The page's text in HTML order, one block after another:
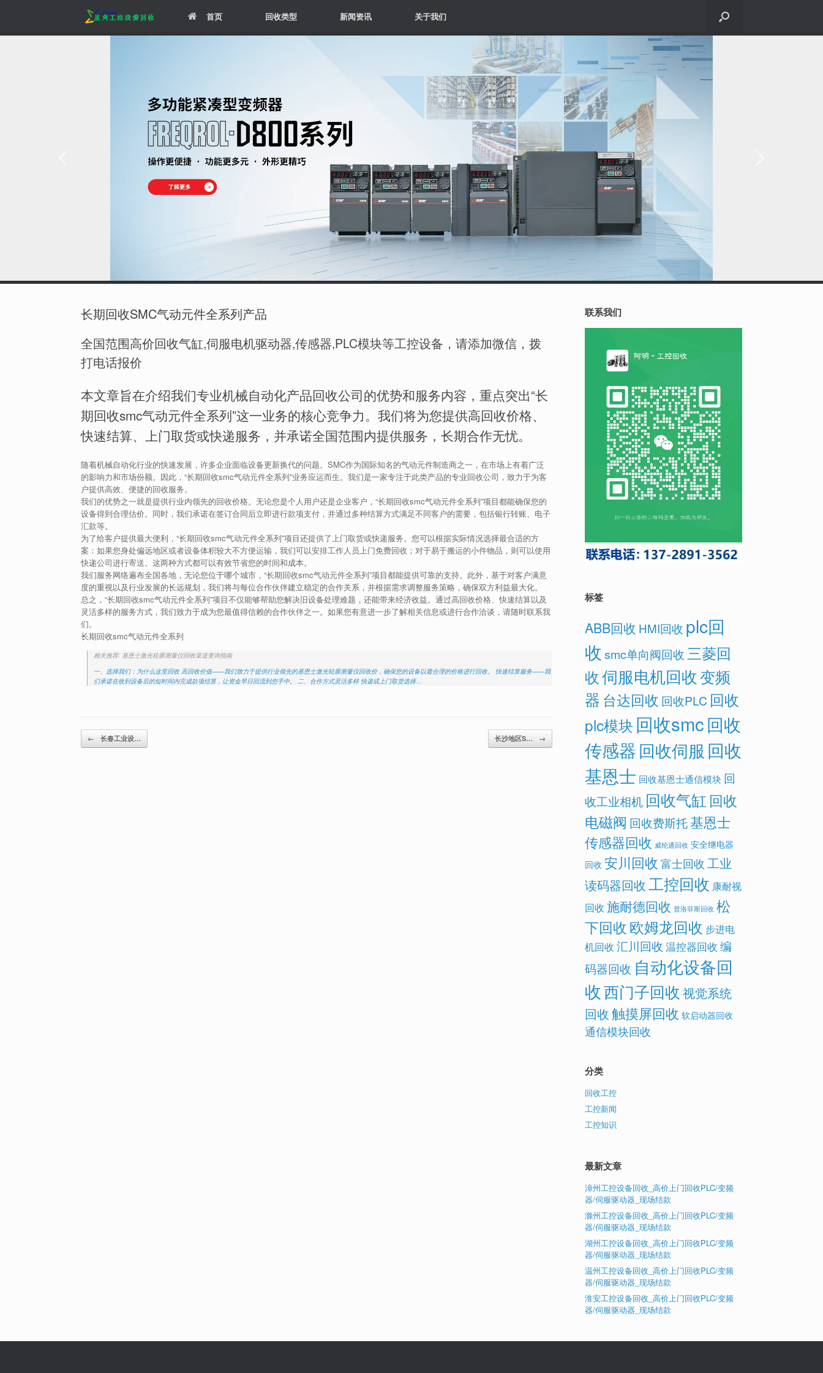
首页 回收类型 新闻资讯 关于我们
长期回收SMC气动元件全系列产品
全国范围高价回收气缸,伺服电机驱动器,传感器,PLC模块等工控设备，请添加微信，拨
打电话报价
本文章旨在介绍我们专业机械自动化产品回收公司的优势和服务内容，重点突出“长
期回收smc气动元件全系列”这一业务的核心竞争力。我们将为您提供高回收价格、
快速结算、上门取货或快递服务，并承诺全国范围内提供服务，长期合作无忧。
随着机械自动化行业的快速发展，许多企业面临设备更新换代的问题。SMC作为国际知名的气动元件制造商之一，在市场上有着广泛
的影响力和市场份额。因此，“长期回收smc气动元件全系列”业务应运而生。我们是一家专注于此类产品的专业回收公司，致力于为客
户提供高效、便捷的回收服务。
我们的优势之一就是提供行业内领先的回收价格。无论您是个人用户还是企业客户，“长期回收smc气动元件全系列”项目都能确保您的
设备得到合理估价。同时，我们承诺在签订合同后立即进行款项支付，并通过多种结算方式满足不同客户的需要，包括银行转账、电子
汇款等。
为了给客户提供最大便利，“长期回收smc气动元件全系列”项目还提供了上门取货或快递服务。您可以根据实际情况选择最合适的方
案：如果您身处偏远地区或者设备体积较大不方便运输，我们可以安排工作人员上门免费回收；对于易于搬运的小件物品，则可以使用
快递公司进行寄送。这两种方式都可以有效节省您的时间和成本。
我们服务网络遍布全国各地，无论您位于哪个城市，“长期回收smc气动元件全系列”项目都能提供可靠的支持。此外，基于对客户满意
度的重视以及行业发展的长远规划，我们将与每位合作伙伴建立稳定的合作关系，并根据需求调整服务策略，确保双方利益最大化。
总之，“长期回收smc气动元件全系列”项目不仅能够帮助您解决旧设备处理难题，还能带来经济收益。通过高回收价格、快速结算以及
灵活多样的服务方式，我们致力于成为您最值得信赖的合作伙伴之一。如果您有意进一步了解相关信息或进行合作洽谈，请随时联系我
们。
长期回收smc气动元件全系列
相关推荐: 基恩士激光轮廓测量仪回收渠道查询指南
一、选择我们：为什么这里回收 高回收价值——我们致力于提供行业领先的基恩士激光轮廓测量仪回收价，确保您的设备以最合理的价格进行回收。 快速结算服务——我
们承诺在收到设备后的短时间内完成款项结算，让资金早日回流到您手中。 二、合作方式灵活多样 快递或上门取货选择…
Post navigation
← 长春工业设… 长沙地区S… →
联系我们
标签
ABB回收 HMI回收 plc回
收 smc单向阀回收三菱回
收伺服电机回收变频
器 台达回收 回收PLC 回收
plc模块 回收smc回收
传感器回收伺服 回收
基恩士 回收基恩士通信模块 回
收工业相机 回收气缸 回收
电磁阀 回收费斯托基恩士
传感器回收 威纶通回收 安全继电器
回收 安川回收 富士回收 工业
读码器回收工控回收 康耐视
回收 施耐德回收 普洛菲斯回收 松
下回收欧姆龙回收 步进电
机回收 汇川回收 温控器回收 编
码器回收 自动化设备回
收西门子回收视觉系统
回收触摸屏回收 软启动器回收
通信模块回收
分类
回收工控
工控新闻
工控知识
最新文章
漳州工控设备回收_高价上门回收PLC/变频
器/伺服驱动器_现场结款
滁州工控设备回收_高价上门回收PLC/变频
器/伺服驱动器_现场结款
湖州工控设备回收_高价上门回收PLC/变频
器/伺服驱动器_现场结款
温州工控设备回收_高价上门回收PLC/变频
器/伺服驱动器_现场结款
淮安工控设备回收_高价上门回收PLC/变频
器/伺服驱动器_现场结款